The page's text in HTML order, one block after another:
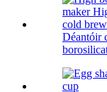
Déantóir